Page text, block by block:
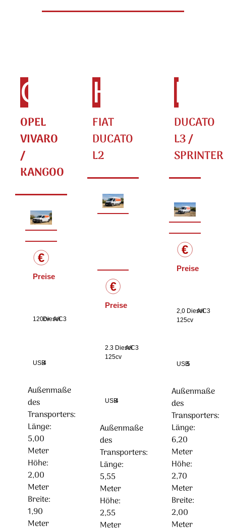
G
OPEL
VIVARO
/
KANGOO
Preise
120cvDiesel
A/C3
USB4
Außenmaße
des
Transporters:
Länge:
5,00
Meter
Höhe:
2,00
Meter
Breite:
1,90
Meter
H
FIAT
DUCATO
L2
Preise
2.3
125cv
Diesel
A/C3
USB4
Außenmaße
des
Transporters:
Länge:
5,55
Meter
Höhe:
2,55
I
DUCATO
L3 /
SPRINTER
Preise
2,0
125cv
Diesel
A/C3
USB5
Außenmaße
des
Transporters:
Länge:
6,20
Meter
Höhe:
2,70
Meter
Breite:
2,00
Meter